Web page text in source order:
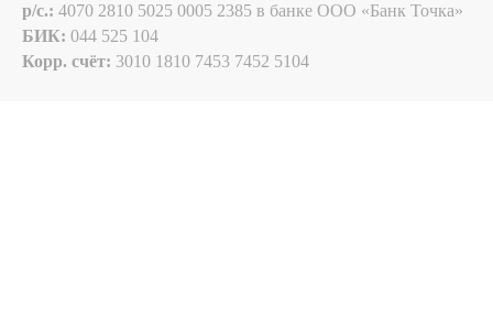
p/c.: 4070 2810 5025 0005 2385 в банке ООО «Банк Точка»
БИК: 044 525 104
Корр. счёт: 3010 1810 7453 7452 5104